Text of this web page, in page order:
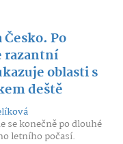
Po
razantní
oblasti s
deště
se konečně po dlouhé
letního počasí.